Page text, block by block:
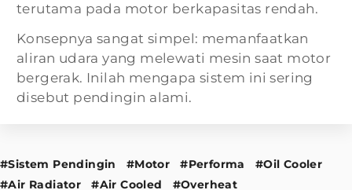
terutama pada motor berkapasitas rendah.
Konsepnya sangat simpel: memanfaatkan
aliran udara yang melewati mesin saat motor
bergerak. Inilah mengapa sistem ini sering
disebut pendingin alami.
#Sistem Pendingin #Motor #Performa
#Oil Cooler
#Air Radiator
#Air Cooled #Overheat